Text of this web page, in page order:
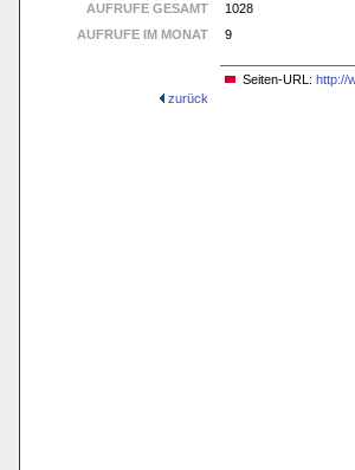
AUFRUFE GESAMT
1028
AUFRUFE IM MONAT
9
Seiten-URL: http://
zurück